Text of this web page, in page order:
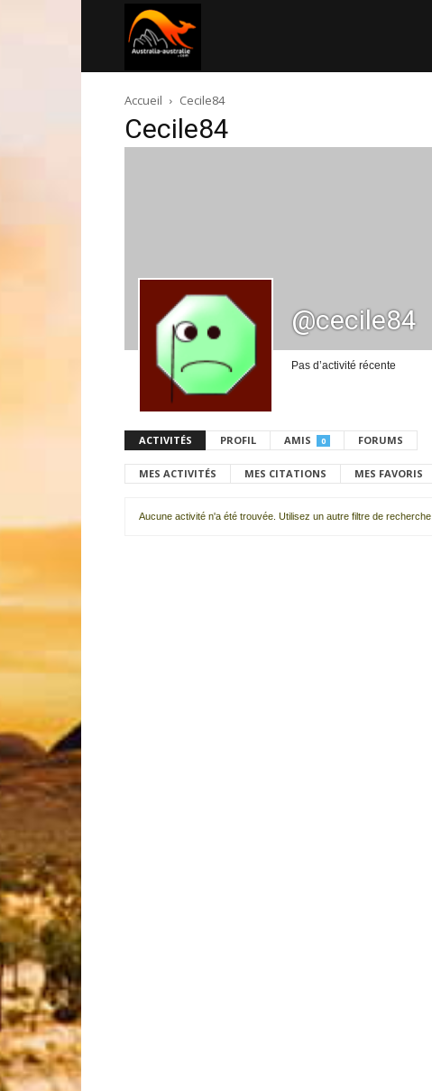
australie.com
Accueil Cecile84
Cecile84
@cecile84
Pas d’activité récente
ACTIVITÉS PROFIL AMIS 0 FORUMS
MES ACTIVITÉS MES CITATIONS MES FAVORIS
Aucune activité n'a été trouvée. Utilisez un autre filtre de recherche.